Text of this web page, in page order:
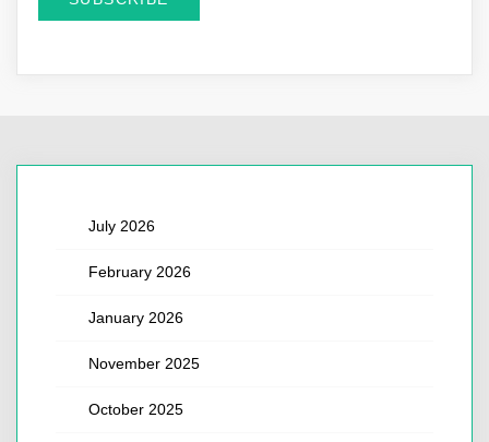
July 2026
February 2026
January 2026
November 2025
October 2025